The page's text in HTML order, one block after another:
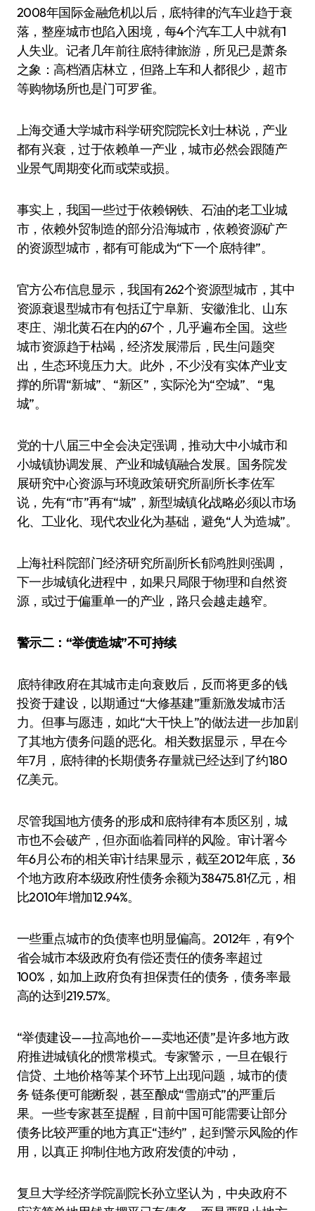
2008年国际金融危机以后，底特律的汽车业趋于衰
落，整座城市也陷入困境，每4个汽车工人中就有1
人失业。记者几年前往底特律旅游，所见已是萧条
之象：高档酒店林立，但路上车和人都很少，超市
等购物场所也是门可罗雀。
上海交通大学城市科学研究院院长刘士林说，产业
都有兴衰，过于依赖单一产业，城市必然会跟随产
业景气周期变化而或荣或损。
事实上，我国一些过于依赖钢铁、石油的老工业城
市，依赖外贸制造的部分沿海城市，依赖资源矿产
的资源型城市，都有可能成为“下一个底特律”。
官方公布信息显示，我国有262个资源型城市，其中
资源衰退型城市有包括辽宁阜新、安徽淮北、山东
枣庄、湖北黄石在内的67个，几乎遍布全国。这些
城市资源趋于枯竭，经济发展滞后，民生问题突
出，生态环境压力大。此外，不少没有实体产业支
撑的所谓“新城”、“新区”，实际沦为“空城”、“鬼
城”。
党的十八届三中全会决定强调，推动大中小城市和
小城镇协调发展、产业和城镇融合发展。国务院发
展研究中心资源与环境政策研究所副所长李佐军
说，先有“市”再有“城”，新型城镇化战略必须以市场
化、工业化、现代农业化为基础，避免“人为造城”。
上海社科院部门经济研究所副所长郁鸿胜则强调，
下一步城镇化进程中，如果只局限于物理和自然资
源，或过于偏重单一的产业，路只会越走越窄。
警示二：“举债造城”不可持续
底特律政府在其城市走向衰败后，反而将更多的钱
投资于建设，以期通过“大修基建”重新激发城市活
力。但事与愿违，如此“大干快上”的做法进一步加剧
了其地方债务问题的恶化。相关数据显示，早在今
年7月，底特律的长期债务存量就已经达到了约180
亿美元。
尽管我国地方债务的形成和底特律有本质区别，城
市也不会破产，但亦面临着同样的风险。审计署今
年6月公布的相关审计结果显示，截至2012年底，36
个地方政府本级政府性债务余额为38475.81亿元，相
比2010年增加12.94%。
一些重点城市的负债率也明显偏高。2012年，有9个
省会城市本级政府负有偿还责任的债务率超过
100%，如加上政府负有担保责任的债务，债务率最
高的达到219.57%。
“举债建设——拉高地价——卖地还债”是许多地方政
府推进城镇化的惯常模式。专家警示，一旦在银行
信贷、土地价格等某个环节上出现问题，城市的债
务 链条便可能断裂，甚至酿成“雪崩式”的严重后
果。一些专家甚至提醒，目前中国可能需要让部分
债务比较严重的地方真正“违约”，起到警示风险的作
用，以真正 抑制住地方政府发债的冲动，
复旦大学经济学院副院长孙立坚认为，中央政府不